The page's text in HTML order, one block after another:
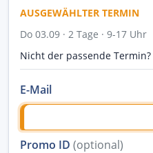
AUSGEWÄHLTER TERMIN
Do 03.09 · 2 Tage · 9-17 Uhr
Nicht der passende Termin?
E-Mail
Promo ID (optional)